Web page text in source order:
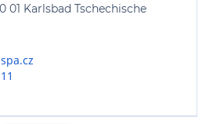
01 Karlsbad Tschechische